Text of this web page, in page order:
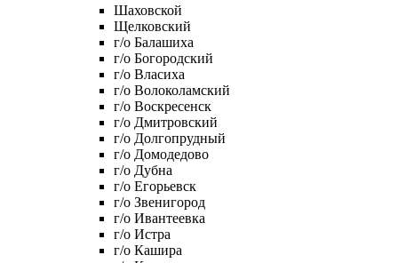
Шаховской
Щелковский
г/о Балашиха
г/о Богородский
г/о Власиха
г/о Волоколамский
г/о Воскресенск
г/о Дмитровский
г/о Долгопрудный
г/о Домодедово
г/о Дубна
г/о Егорьевск
г/о Звенигород
г/о Ивантеевка
г/о Истра
г/о Кашира